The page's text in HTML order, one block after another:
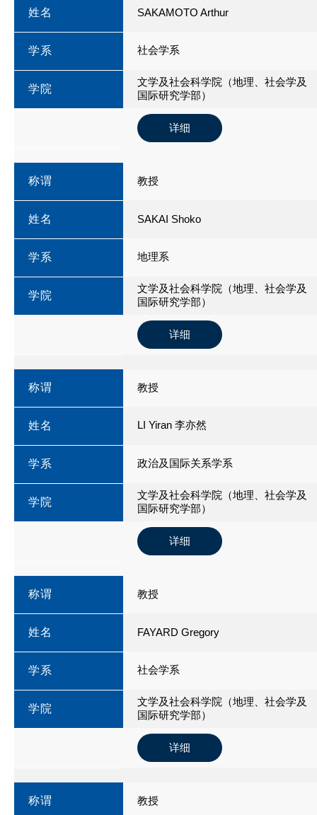
姓名 SAKAMOTO Arthur
学系 社会学系
学院
文学及社会科学院（地理、社会学及
国际研究学部）
详细
称谓 教授
姓名 SAKAI Shoko
学系 地理系
学院
文学及社会科学院（地理、社会学及
国际研究学部）
详细
称谓 教授
姓名 LI Yiran 李亦然
学系 政治及国际关系学系
学院
文学及社会科学院（地理、社会学及
国际研究学部）
详细
称谓 教授
姓名 FAYARD Gregory
学系 社会学系
学院
文学及社会科学院（地理、社会学及
国际研究学部）
详细
称谓 教授